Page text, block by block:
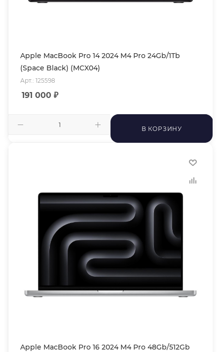
Apple MacBook Pro 14 2024 M4 Pro 24Gb/1Tb
(Space Black) (MCX04)
Арт.: 125598
191 000 ₽
В КОРЗИНУ
Apple MacBook Pro 16 2024 M4 Pro 48Gb/512Gb